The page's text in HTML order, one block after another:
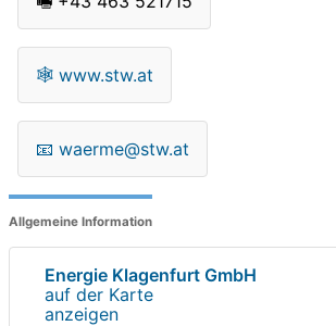
🕸 www.stw.at
📧 waerme@stw.at
Allgemeine Information
Energie Klagenfurt GmbH
auf der Karte
anzeigen